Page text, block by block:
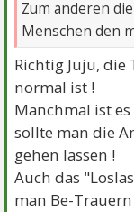
Zum anderen die
Menschen den
Richtig Juju, die
normal ist !
Manchmal ist
sollte man die
gehen lassen !
Auch das
man Be-Trauern